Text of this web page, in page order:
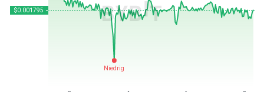
Zuletzt aktualisiert: 2026-08-08, 06:52 GMT+0